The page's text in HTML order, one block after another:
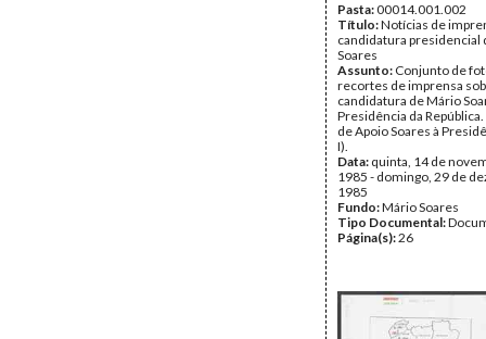
Pasta:00014.001.002
Título:Notícias de
candidatura presidencial
Soares
Assunto: Conjunto de
recortes de imprensa
candidatura de Mário
Presidência da
de Apoio Soares à
I).
Data: quinta, 14 de
1985 - domingo, 29 de
1985
Fundo:Mário Soares
Tipo Documental:
Página(s):26